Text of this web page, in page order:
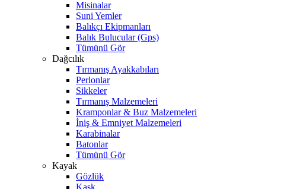
Misinalar
Suni Yemler
Balıkçı Ekipmanları
Balık Bulucular (Gps)
Tümünü Gör
Dağcılık
Tırmanış Ayakkabıları
Perlonlar
Sikkeler
Tırmanış Malzemeleri
Kramponlar & Buz Malzemeleri
İniş & Emniyet Malzemeleri
Karabinalar
Batonlar
Tümünü Gör
Kayak
Gözlük
Kask